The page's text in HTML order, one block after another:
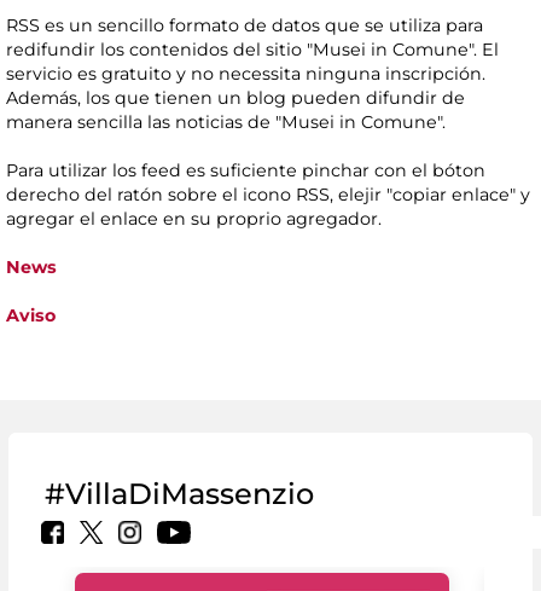
RSS es un sencillo formato de datos que se utiliza para
redifundir los contenidos del sitio "Musei in Comune". El
servicio es gratuito y no necessita ninguna inscripción.
Además, los que tienen un blog pueden difundir de
manera sencilla las noticias de "Musei in Comune".
Para utilizar los feed es suficiente pinchar con el bóton
derecho del ratón sobre el icono RSS, elejir "copiar enlace" y
agregar el enlace en su proprio agregador.
News
Aviso
#VillaDiMassenzio